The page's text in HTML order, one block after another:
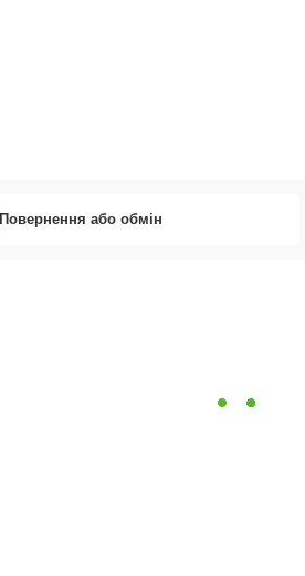
Повернення або обмін